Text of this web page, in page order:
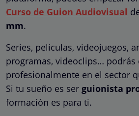
Curso de Guion Audiovisual
mm.
Series, películas, videojuegos,
programas, videoclips… podrás
profesionalmente en el sector
Si tu sueño es ser guionista
formación es para ti.